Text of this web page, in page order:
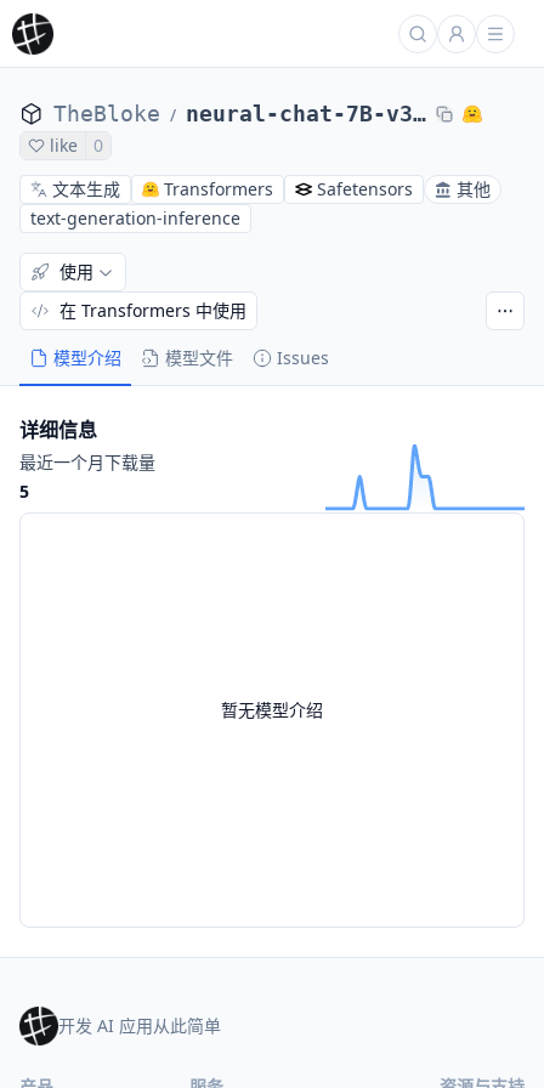
TheBloke / neural-chat-7B-v3-3-wizardmath-dare-me-GPTQ
like
0
文本生成
Transformers Safetensors
其他
text-generation-inference
模型介绍 模型文件 Issues
使用
在 Transformers 中使用
暂无模型介绍
详细信息
最近一个月下载量
5
开发 AI 应用从此简单